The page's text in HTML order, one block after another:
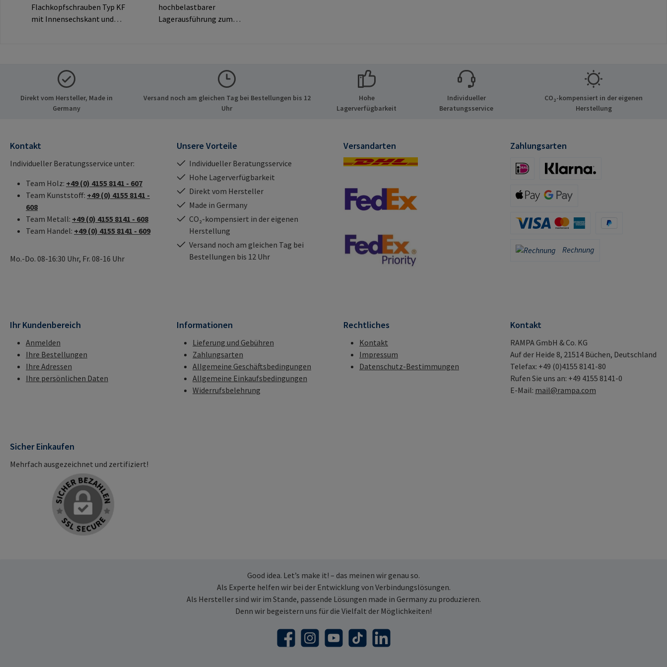
Flachkopfschrauben Typ KF
mit Innensechskant und
& Co. KG Auf der Heide 8
21514 Büchen Deutschland
E-Mail: mail@rampa.com
hochbelastbarer
Lagerausführung zum
RAMPA-Muffen zu
verwenden.Herstellerinfor
mationen: RAMPA GmbH &
Direkt vom Hersteller, Made in
Germany
Versand noch am gleichen Tag bei Bestellungen bis 12
Uhr
Hohe
Lagerverfügbarkeit
Individueller
Beratungsservice
CO₂-kompensiert in der eigenen
Herstellung
Kontakt
Individueller Beratungsservice unter:
Team Holz: +49 (0) 4155 8141 - 607
Team Kunststoff: +49 (0) 4155 8141 -
608
Team Metall: +49 (0) 4155 8141 - 608
Team Handel: +49 (0) 4155 8141 - 609
Mo.-Do. 08-16:30 Uhr, Fr. 08-16 Uhr
Unsere Vorteile
Individueller Beratungsservice
Hohe Lagerverfügbarkeit
Direkt vom Hersteller
Made in Germany
CO₂-kompensiert in der eigenen
Herstellung
Versand noch am gleichen Tag bei
Bestellungen bis 12 Uhr
Versandarten Zahlungsarten
Rechnung
Rechnung
Ihr Kundenbereich
Anmelden
Ihre Bestellungen
Ihre Adressen
Ihre persönlichen Daten
Informationen
Lieferung und Gebühren
Zahlungsarten
Allgemeine Geschäftsbedingungen
Allgemeine Einkaufsbedingungen
Widerrufsbelehrung
Rechtliches
Kontakt
Impressum
Datenschutz-Bestimmungen
Kontakt
RAMPA GmbH & Co. KG
Auf der Heide 8, 21514 Büchen, Deutschland
Telefax: +49 (0)4155 8141-80
Rufen Sie uns an: +49 4155 8141-0
E-Mail: mail@rampa.com
Sicher Einkaufen
Mehrfach ausgezeichnet und zertifiziert!
Good idea. Let’s make it! – das meinen wir genau so.
Als Experte helfen wir bei der Entwicklung von Verbindungslösungen.
Als Hersteller sind wir im Stande, passende Lösungen made in Germany zu produzieren.
Denn wir begeistern uns für die Vielfalt der Möglichkeiten!
FacebookInstagramYouTubeTikTok LinkedIn